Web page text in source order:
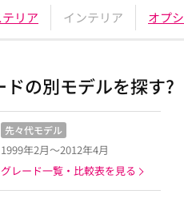
リア インテリア オプ
ドの別モデルを探す?
先々代モデル
1999年2月～2012年4月
グレード一覧・比較表を見る